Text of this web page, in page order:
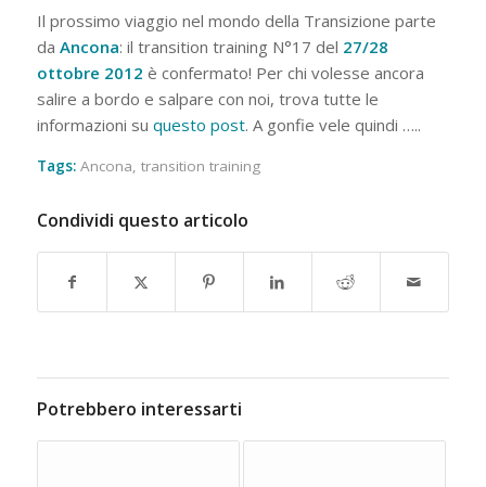
Il prossimo viaggio nel mondo della Transizione parte
da Ancona: il transition training N°17 del 27/28
ottobre 2012 è confermato! Per chi volesse ancora
salire a bordo e salpare con noi, trova tutte le
informazioni su questo post. A gonfie vele quindi …..
Tags: Ancona transition training
Condividi questo articolo
Potrebbero interessarti